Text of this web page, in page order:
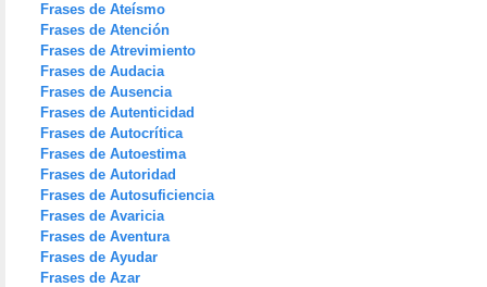
Frases de Ateísmo
Frases de Atención
Frases de Atrevimiento
Frases de Audacia
Frases de Ausencia
Frases de Autenticidad
Frases de Autocrítica
Frases de Autoestima
Frases de Autoridad
Frases de Autosuficiencia
Frases de Avaricia
Frases de Aventura
Frases de Ayudar
Frases de Azar